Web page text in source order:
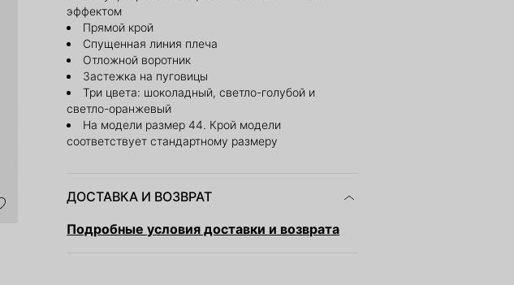
эффектом
Прямой крой
Спущенная линия плеча
Отложной воротник
Застежка на пуговицы
Три цвета: шоколадный, светло-голубой и
светло-оранжевый
На модели размер 44. Крой модели
соответствует стандартному размеру
ДОСТАВКА И ВОЗВРАТ
Подробные условия доставки и возврата